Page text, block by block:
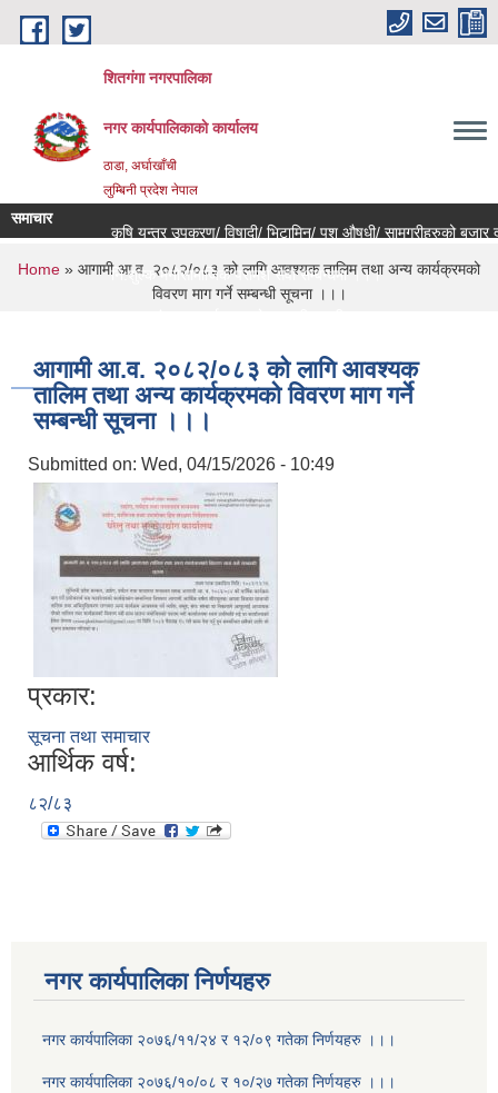
Skip to main content
शितगंगा नगरपालिका
नगर कार्यपालिकाकाे कार्यालय
ठाडा, अर्घाखाँची
लुम्बिनी प्रदेश नेपाल
समाचार
कृषि यन्त्र उपकरण/ विषादी/ भिटामिन/ पशु औषधी/ सामग्रीहरुको बजार
नि:शुल्क मनोसामाजिक परामर्श सेवा सम्बन्धमा ।।।
You are here
Home » आगामी आ.व. २०८२/०८३ को लागि आवश्यक तालिम तथा अन्य कार्यक्रमको
विवरण माग गर्ने सम्बन्धी सूचना ।।।
आगामी आ.व. २०८२/०८३ को लागि आवश्यक
तालिम तथा अन्य कार्यक्रमको विवरण माग गर्ने
सम्बन्धी सूचना ।।।
Submitted on: Wed, 04/15/2026 - 10:49
प्रकार:
सूचना तथा समाचार
आर्थिक वर्ष:
८२/८३
नगर कार्यपालिका निर्णयहरु
नगर कार्यपालिका २०७६/११/२४ र १२/०९ गतेका निर्णयहरु ।।।
नगर कार्यपालिका २०७६/१०/०८ र १०/२७ गतेका निर्णयहरु ।।।